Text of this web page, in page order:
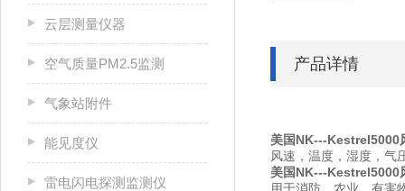
产品详情
美国NK---Kestrel5000
风速，温度，湿度，气
美国NK---Kestrel5000
云层测量仪器
空气质量PM2.5监测
气象站附件
能见度仪
雷电闪电探测监测仪